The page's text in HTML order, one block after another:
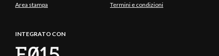
Area stampa Termini e condizioni
INTEGRATO CON